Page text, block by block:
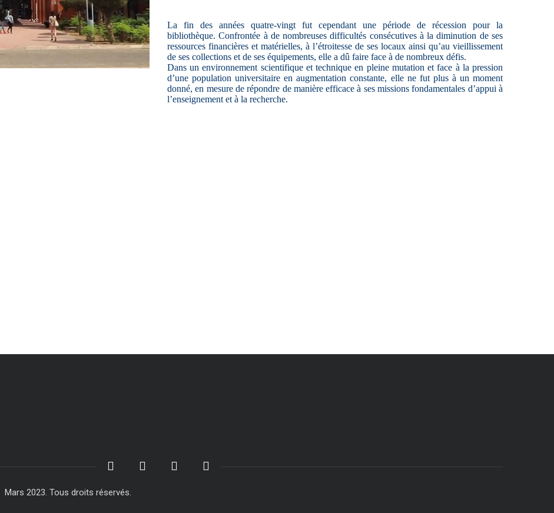
La fin des années quatre-vingt fut cependant une période de récession pour la
bibliothèque. Confrontée à de nombreuses difficultés consécutives à la diminution de ses
ressources financières et matérielles, à l’étroitesse de ses locaux ainsi qu’au vieillissement
de ses collections et de ses équipements, elle a dû faire face à de nombreux défis.
Dans un environnement scientifique et technique en pleine mutation et face à la pression
d’une population universitaire en augmentation constante, elle ne fut plus à un moment
donné, en mesure de répondre de manière efficace à ses missions fondamentales d’appui à
l’enseignement et à la recherche.
Mars 2023. Tous droits réservés.